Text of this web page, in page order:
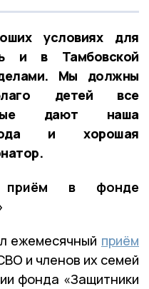
условиях для
и в Тамбовской
Мы должны
детей все
дают наша
и хорошая
приём в фонде
ежемесячный приём
и членов их семей
фонда «Защитники